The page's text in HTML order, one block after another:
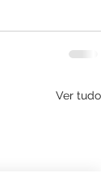
Ver tudo